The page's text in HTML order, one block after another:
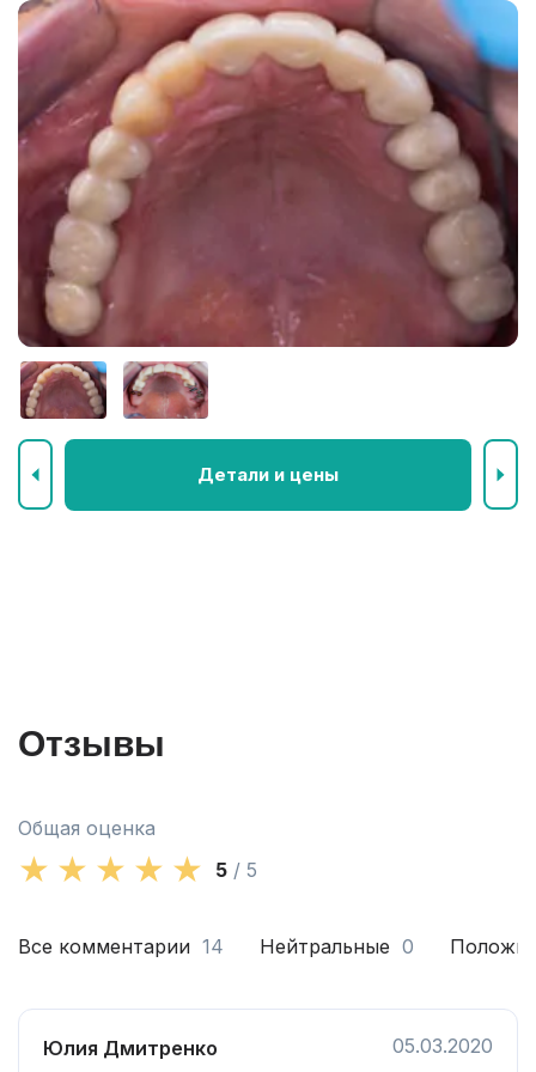
Детали и цены
Отзывы
Общая оценка
5 / 5
Все комментарии 14 Нейтральные 0
Юлия Дмитренко 05.03.2020